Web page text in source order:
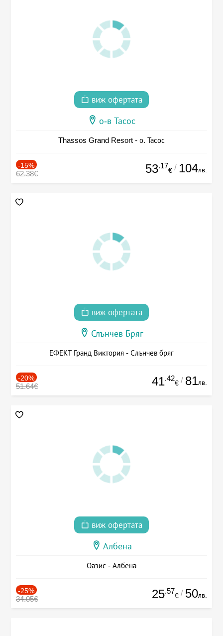
виж офертата
о-в Тасос
Thassos Grand Resort - о. Тасос
-15%
62.38€ 53.17
€ / 104лв.
виж офертата
Слънчев Бряг
ЕФЕКТ Гранд Виктория - Слънчев бряг
-20%
51.64€ 41.42
€ / 81лв.
виж офертата
Албена
Оазис - Албена
-25%
34.05€ 25.57
€ / 50лв.